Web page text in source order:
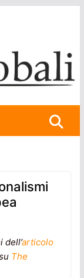
dell’articolo
The